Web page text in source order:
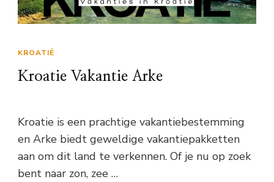
KROATIË
Kroatie Vakantie Arke
Kroatie is een prachtige vakantiebestemming
en Arke biedt geweldige vakantiepakketten
aan om dit land te verkennen. Of je nu op zoek
bent naar zon, zee …